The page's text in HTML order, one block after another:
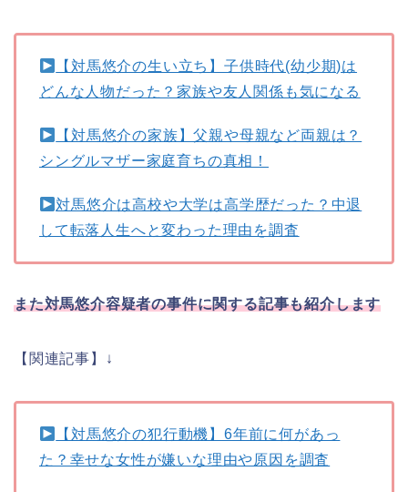
【対馬悠介の生い立ち】子供時代(幼少期)は
どんな人物だった？家族や友人関係も気になる
【対馬悠介の家族】父親や母親など両親は？
シングルマザー家庭育ちの真相！
対馬悠介は高校や大学は高学歴だった？中退
して転落人生へと変わった理由を調査
また対馬悠介容疑者の事件に関する記事も紹介します
【関連記事】↓
【対馬悠介の犯行動機】6年前に何があっ
た？幸せな女性が嫌いな理由や原因を調査